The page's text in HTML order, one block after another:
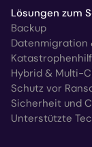
Lösungen zum
Backup
Datenmigration
Hybrid & Multi-
Schutz vor
Sicherheit und
Unterstützte